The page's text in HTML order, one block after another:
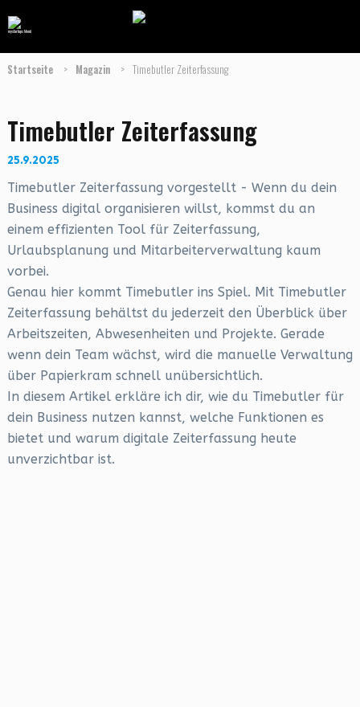
Startseite > Magazin > Timebutler Zeiterfassung
Timebutler Zeiterfassung
25.9.2025
Timebutler Zeiterfassung vorgestellt - Wenn du dein
Business digital organisieren willst, kommst du an
einem effizienten Tool für Zeiterfassung,
Urlaubsplanung und Mitarbeiterverwaltung kaum
vorbei.
Genau hier kommt Timebutler ins Spiel. Mit Timebutler
Zeiterfassung behältst du jederzeit den Überblick über
Arbeitszeiten, Abwesenheiten und Projekte. Gerade
wenn dein Team wächst, wird die manuelle Verwaltung
über Papierkram schnell unübersichtlich.
In diesem Artikel erkläre ich dir, wie du Timebutler für
dein Business nutzen kannst, welche Funktionen es
bietet und warum digitale Zeiterfassung heute
unverzichtbar ist.